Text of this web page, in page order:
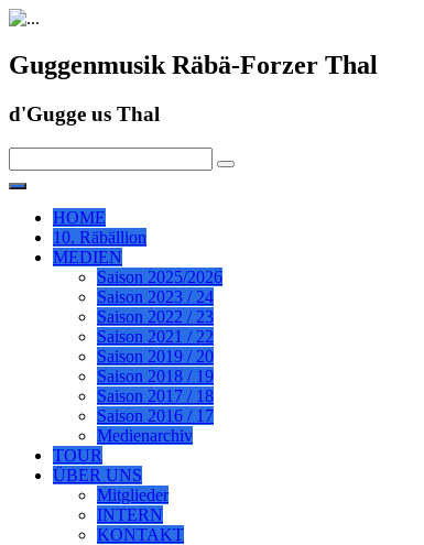
Guggenmusik Räbä-Forzer Thal
d'Gugge us Thal
HOME
10. Räbällion
MEDIEN
Saison 2025/2026
Saison 2023 / 24
Saison 2022 / 23
Saison 2021 / 22
Saison 2019 / 20
Saison 2018 / 19
Saison 2017 / 18
Saison 2016 / 17
Medienarchiv
TOUR
ÜBER UNS
Mitglieder
INTERN
KONTAKT